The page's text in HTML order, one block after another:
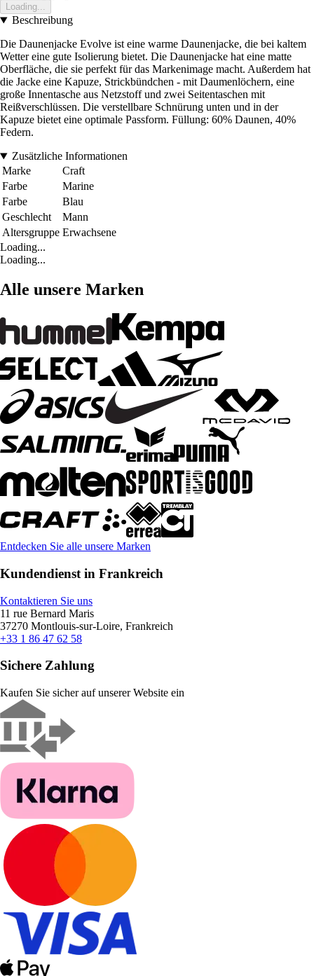
Loading...
Beschreibung
Die Daunenjacke Evolve ist eine warme Daunenjacke, die bei kaltem
Wetter eine gute Isolierung bietet. Die Daunenjacke hat eine matte
Oberfläche, die sie perfekt für das Markenimage macht. Außerdem hat
die Jacke eine Kapuze, Strickbündchen - mit Daumenlöchern, eine
große Innentasche aus Netzstoff und zwei Seitentaschen mit
Reißverschlüssen. Die verstellbare Schnürung unten und in der
Kapuze bietet eine optimale Passform. Füllung: 60% Daunen, 40%
Federn.
Zusätzliche Informationen
Marke
Craft
Farbe
Marine
Farbe
Blau
Geschlecht
Mann
Altersgruppe Erwachsene
Loading...
Loading...
Alle unsere Marken
Entdecken Sie alle unsere Marken
Kundendienst in Frankreich
Kontaktieren Sie uns
11 rue Bernard Maris
37270 Montlouis-sur-Loire, Frankreich
+33 1 86 47 62 58
Sichere Zahlung
Kaufen Sie sicher auf unserer Website ein